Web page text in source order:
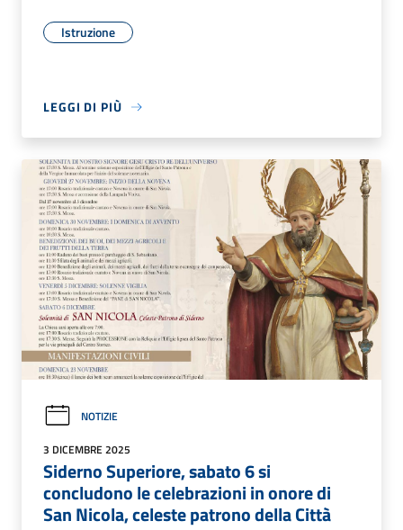
Istruzione
LEGGI DI PIÙ
NOTIZIE
3 DICEMBRE 2025
Siderno Superiore, sabato 6 si
concludono le celebrazioni in onore di
San Nicola, celeste patrono della Città